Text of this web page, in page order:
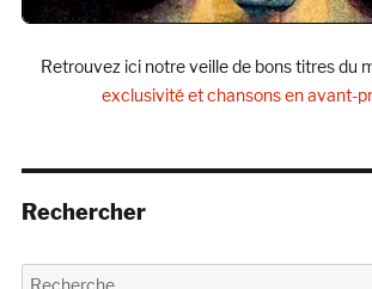
Retrouvez ici notre veille de bons titres du
exclusivité et chansons en avant-
Rechercher
Recherche